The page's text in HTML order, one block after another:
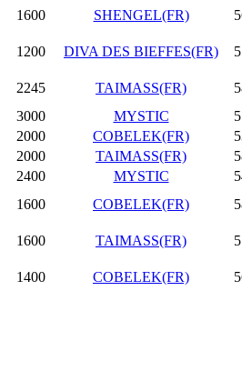
1600 SHENGEL(FR)
1200 DIVA DES BIEFFES(FR)
2245 TAIMASS(FR)
3000 MYSTIC
2000 COBELEK(FR)
2000 TAIMASS(FR)
2400 MYSTIC
1600 COBELEK(FR)
1600 TAIMASS(FR)
1400 COBELEK(FR)